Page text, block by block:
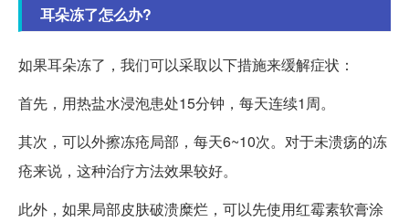
耳朵冻了怎么办?
如果耳朵冻了，我们可以采取以下措施来缓解症状：
首先，用热盐水浸泡患处15分钟，每天连续1周。
其次，可以外擦冻疮局部，每天6~10次。对于未溃疡的冻
疮来说，这种治疗方法效果较好。
此外，如果局部皮肤破溃糜烂，可以先使用红霉素软膏涂